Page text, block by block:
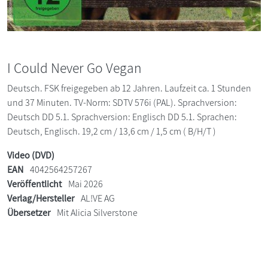
I Could Never Go Vegan
Deutsch. FSK freigegeben ab 12 Jahren. Laufzeit ca. 1 Stunden
und 37 Minuten. TV-Norm: SDTV 576i (PAL). Sprachversion:
Deutsch DD 5.1. Sprachversion: Englisch DD 5.1. Sprachen:
Deutsch, Englisch. 19,2 cm / 13,6 cm / 1,5 cm ( B/H/T )
Video (DVD)
EAN 4042564257267
Veröffentlicht Mai 2026
Verlag/Hersteller AL!VE AG
Übersetzer Mit Alicia Silverstone